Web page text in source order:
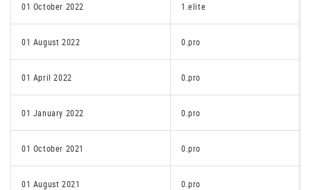
01 October 2022 1.elite
01 August 2022 0.pro
01 April 2022 0.pro
01 January 2022 0.pro
01 October 2021 0.pro
01 August 2021 0.pro